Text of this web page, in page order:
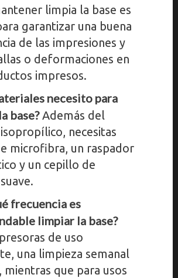
limpia la base es
garantizar una buena
de las impresiones y
o deformaciones en
impresos.
necesito para
base?Además del
necesitas
microfibra, un raspador
y un cepillo de
frecuencia es
limpiar la base?
de uso
una limpieza semanal
mientras que para usos